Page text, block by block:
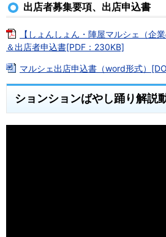
出店者募集要項、出店申込書
【しょんしょん・陣屋マルシェ（企
＆出店者申込書[PDF：230KB]
マルシェ出店申込書（word形式）
ションションばやし踊り解説